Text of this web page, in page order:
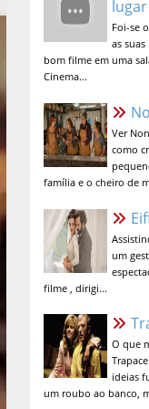
Foi-se
as
bom filme em uma
Cinema...
Ver
como
família e o cheiro de
um
filme , dirigi...
O que
ideias
um roubo ao banco,